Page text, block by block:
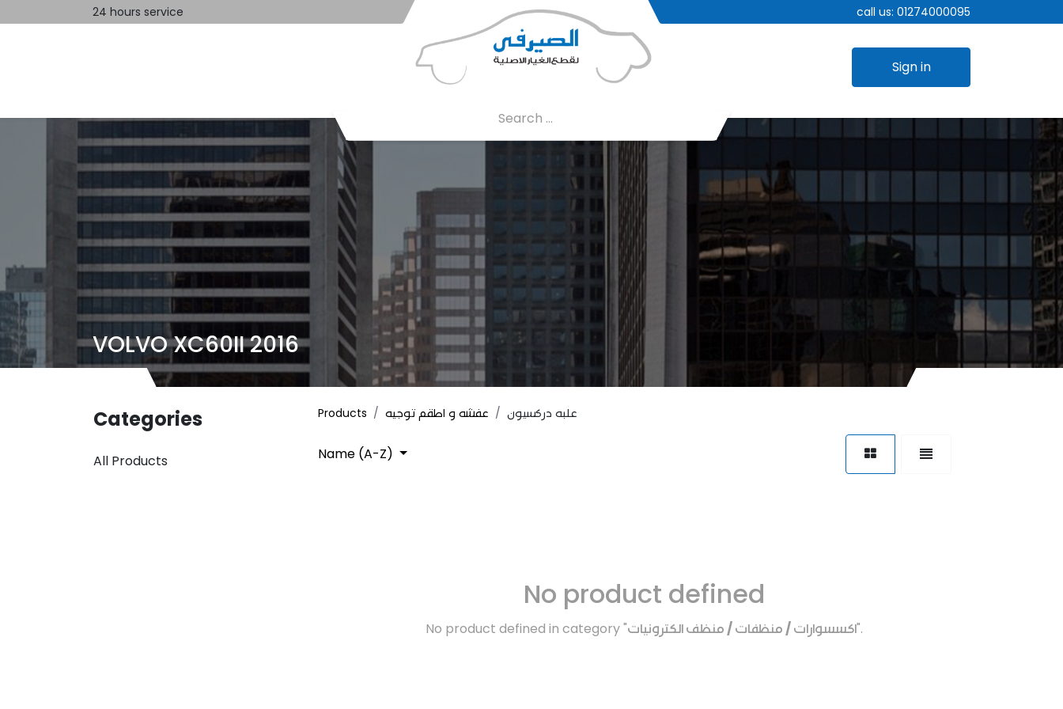
24 hours service call us: 01274000095
Sign in
VOLVO XC60II 2016
Categories
All Products
Products عفشه و اطقم توجيه علبه دركسيون
Name (A-Z)
No product defined
No product defined in category "اكسسوارات / منظفات / منظف الكترونيات".